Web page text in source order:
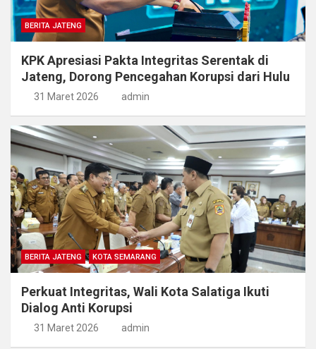
BERITA JATENG
KPK Apresiasi Pakta Integritas Serentak di
Jateng, Dorong Pencegahan Korupsi dari Hulu
31 Maret 2026 admin
BERITA JATENG KOTA SEMARANG
Perkuat Integritas, Wali Kota Salatiga Ikuti
Dialog Anti Korupsi
31 Maret 2026 admin